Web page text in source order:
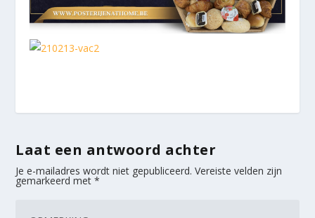
Laat een antwoord achter
Je e-mailadres wordt niet gepubliceerd. Vereiste velden zijn
gemarkeerd met*